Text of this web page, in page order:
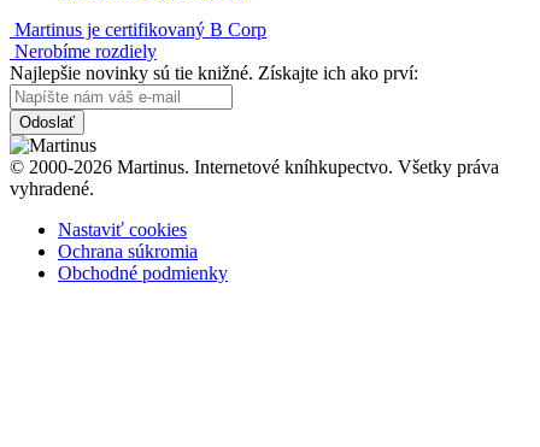
Martinus je certifikovaný B Corp
Nerobíme rozdiely
Najlepšie novinky sú tie knižné. Získajte ich ako prví:
Odoslať
© 2000-2026 Martinus. Internetové kníhkupectvo. Všetky práva
vyhradené.
Nastaviť cookies
Ochrana súkromia
Obchodné podmienky